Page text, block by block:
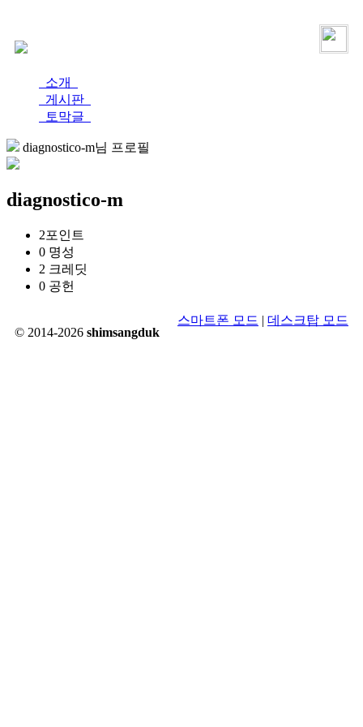
소개
게시판
토막글
diagnostico-m님 프로필
diagnostico-m
2포인트
0 명성
2 크레딧
0 공헌
© 2014-2026 shimsangduk
스마트폰 모드 | 데스크탑 모드